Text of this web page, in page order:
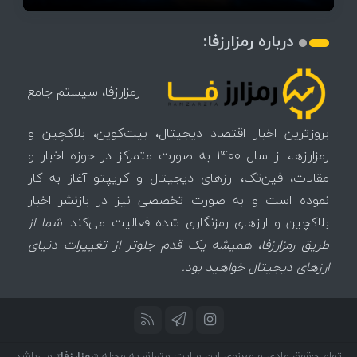
درباره رمزارزفا:
رمزارزفا، سیستم جامع
بروزترین اخبار اقتصاد دیجیتال، بیت‌کوین، بلاکچین و
رمزارزها، از سال 1400 به صورت متمرکز در حوزه اخبار و
مقالات، فین‌تک، ارزهای‌ دیجیتال و کریپتو آغاز به کار
نموده است و به صورت تخصصی نیز در بازنشر اخبار
بلاکچین و ارزهای رمزنگاری شده فعالیت می‌کند.شما از
طریق رمزارزفا، همیشه یک قدم جلوتر از تغییرات دنیای
ارزهای دیجیتال خواهید بود.